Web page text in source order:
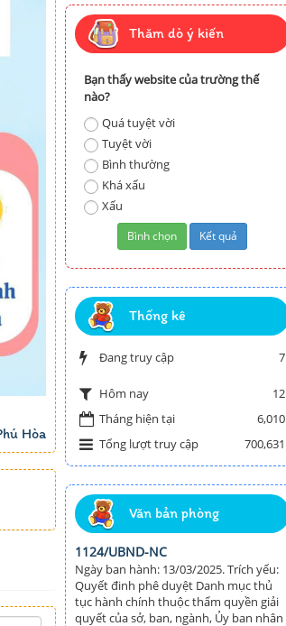
Hòa
Thăm dò ý kiến
Bạn thấy website của trường thế
nào?
Quá tuyệt vời
Tuyệt vời
Bình thường
Khá xấu
Xấu
Thống kê
Đang truy cập 7
Hôm nay
12
Tháng hiện tại
6,010
Tổng lượt truy cập
700,631
Văn bản phòng
1124/UBND-NC
Ngày ban hành: 13/03/2025. Trích yếu:
Quyết đinh phê duyệt Danh mục thủ
tục hành chính thuộc thẩm quyền giải
quyết của sở, ban, ngành, Ủy ban nhân